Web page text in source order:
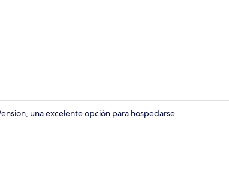
una excelente opción para hospedarse.